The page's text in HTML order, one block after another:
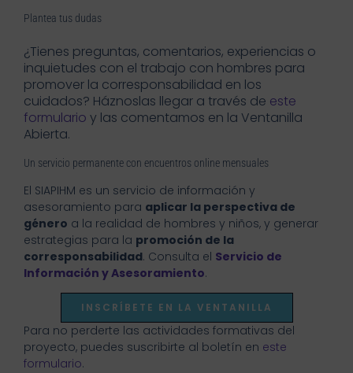
Plantea tus dudas
¿Tienes preguntas, comentarios, experiencias o
inquietudes con el trabajo con hombres para
promover la corresponsabilidad en los
cuidados? Háznoslas llegar a través de este
formulario y las comentamos en la Ventanilla
Abierta.
Un servicio permanente con encuentros online mensuales
El SIAPIHM es un servicio de información y
asesoramiento para aplicar la perspectiva de
género a la realidad de hombres y niños, y generar
estrategias para la promoción de la
corresponsabilidad. Consulta el Servicio de
Información y Asesoramiento.
INSCRÍBETE EN LA VENTANILLA
Para no perderte las actividades formativas del
proyecto, puedes suscribirte al boletín en este
formulario.